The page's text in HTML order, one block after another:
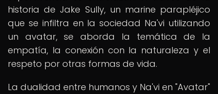
historia de Jake Sully, un marine parapléjico
que se infiltra en la sociedad Na'vi utilizando
un avatar, se aborda la temática de la
empatía, la conexión con la naturaleza y el
respeto por otras formas de vida.
La dualidad entre humanos y Na'vi en "Avatar"